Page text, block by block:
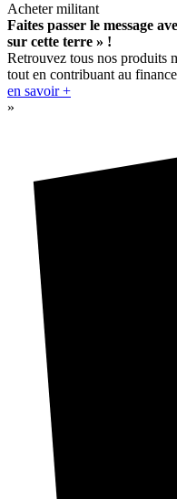
Acheter militant
Faites passer le message
sur cette terre » !
Retrouvez tous nos produits
tout en contribuant au
en savoir +
»